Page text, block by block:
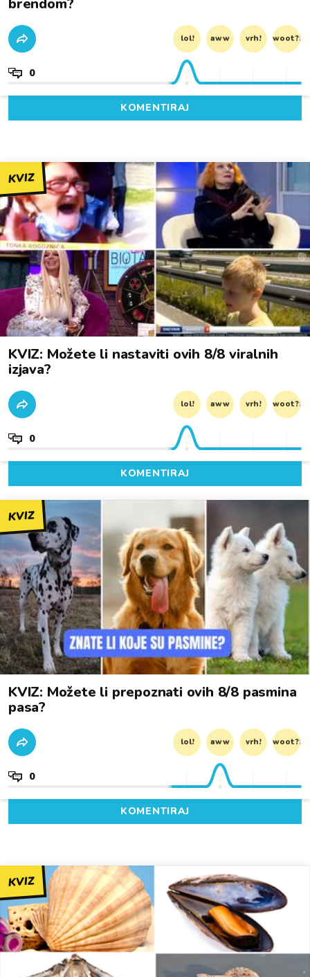
brendom?
lol! aww vrh! woot?!
0
KOMENTIRAJ
KVIZ
KVIZ: Možete li nastaviti ovih 8/8 viralnih
izjava?
lol! aww vrh! woot?!
0
KOMENTIRAJ
KVIZ
KVIZ: Možete li prepoznati ovih 8/8 pasmina
pasa?
lol! aww vrh! woot?!
0
KOMENTIRAJ
KVIZ